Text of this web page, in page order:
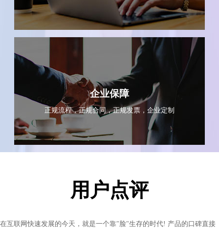
企业保障
正规流程，正规合同，正规发票，企业定制
用户点评
在互联网快速发展的今天，就是一个靠"脸"生存的时代! 产品的口碑直接